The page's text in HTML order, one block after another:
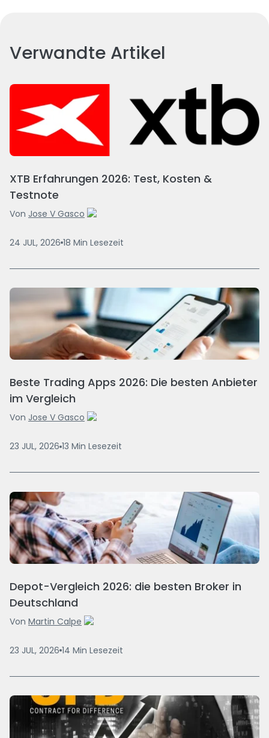
Verwandte Artikel
XTB Erfahrungen 2026: Test, Kosten &
Testnote
Von Jose V Gasco
24 JUL, 2026 18 Min Lesezeit
Beste Trading Apps 2026: Die besten Anbieter
im Vergleich
Von Jose V Gasco
23 JUL, 2026 13 Min Lesezeit
Depot-Vergleich 2026: die besten Broker in
Deutschland
Von Martin Calpe
23 JUL, 2026 14 Min Lesezeit